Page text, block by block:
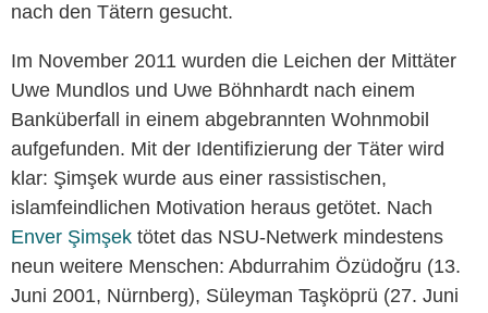
nach den Tätern gesucht.
Im November 2011 wurden die Leichen der Mittäter
Uwe Mundlos und Uwe Böhnhardt nach einem
Banküberfall in einem abgebrannten Wohnmobil
aufgefunden. Mit der Identifizierung der Täter wird
klar: Şimşek wurde aus einer rassistischen,
islamfeindlichen Motivation heraus getötet. Nach
Enver Şimşek tötet das NSU-Netwerk mindestens
neun weitere Menschen: Abdurrahim Özüdoğru (13.
Juni 2001, Nürnberg), Süleyman Taşköprü (27. Juni